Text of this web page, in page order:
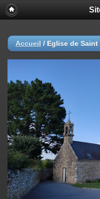
Accueil / Eglise de